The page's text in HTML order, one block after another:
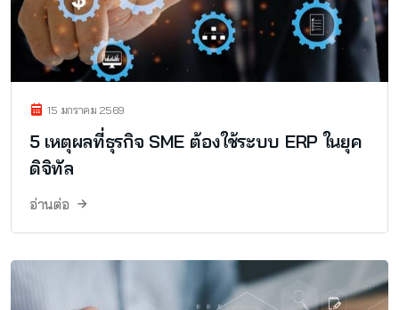
15 มกราคม 2569
5 เหตุผลที่ธุรกิจ SME ต้องใช้ระบบ ERP ในยุค
ดิจิทัล
อ่านต่อ